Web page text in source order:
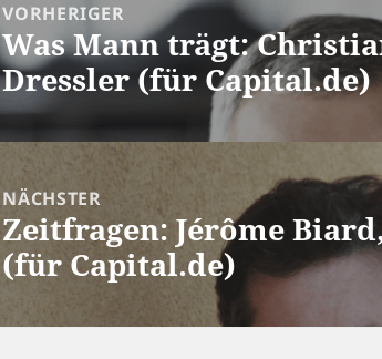
VORHERIGER
Vorheriger
Beitrag:
Was Mann trägt:
Dressler (für Capital.de)
NÄCHSTER
Nächster
Beitrag:
Zeitfragen: Jérôme
(für Capital.de)